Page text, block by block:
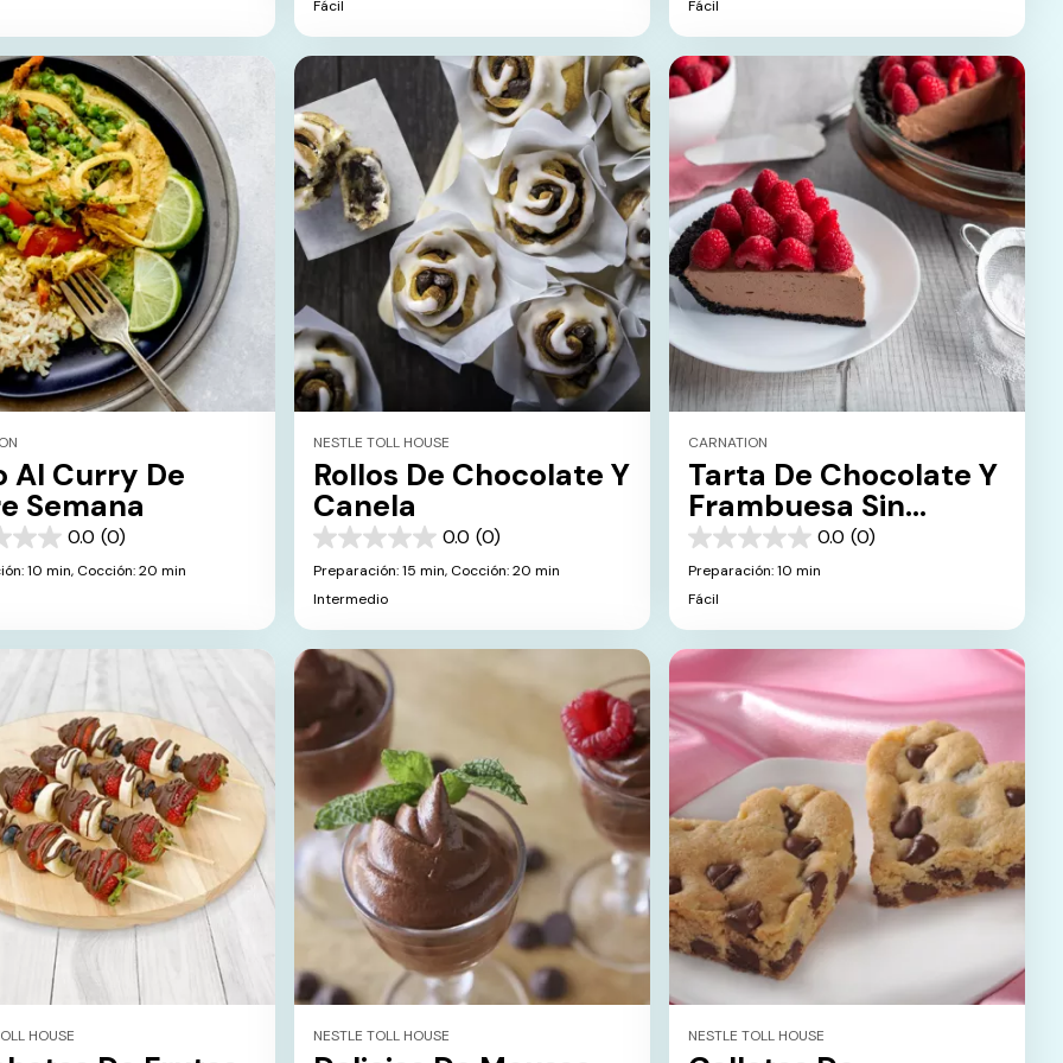
Fácil
Fácil
Al Curry De
Semana
0.0 (0)
10 min, Cocción: 20 min
NESTLE TOLL HOUSE
Rollos De Chocolate Y
Canela
0.0 (0)
0.0
de
5
Preparación: 15 min, Cocción: 20 min
Intermedio
CARNATION
Tarta De Chocolate Y
Frambuesa Sin
Hornear 0.0 (0)
0.0
de
5
Preparación: 10 min
Fácil
HOUSE NESTLE TOLL HOUSE NESTLE TOLL HOUSE